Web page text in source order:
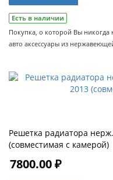
Есть в наличии
Покупка, о которой Вы никогда
авто аксессуары из
Решетка радиатора нерж.
(совместимая с камерой)
7800.00 ₽